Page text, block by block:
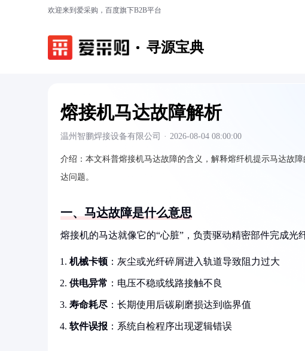
欢迎来到爱采购，百度旗下B2B平台
寻源宝典
熔接机马达故障解析
温州智鹏焊接设备有限公司 · 2026-08-04 08:00:00
介绍： 本文科普熔接机马达故障的含义，解释熔纤机提示马达故
达问题。
一、马达故障是什么意思
熔接机的马达就像它的“心脏”，负责驱动精密部件完成光
机械卡顿 ：灰尘或光纤碎屑进入轨道导致阻力过大
供电异常 ：电压不稳或线路接触不良
寿命耗尽：长期使用后碳刷磨损达到临界值
软件误报 ：系统自检程序出现逻辑错误